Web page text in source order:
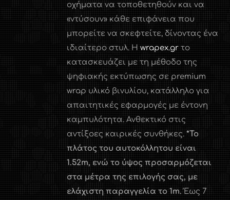
οχήματα να τοποθετηθούν και να
«ντύσουν» κάθε επιφάνεια που
μπορείτε να σκεφτείτε, δίνοντας ένα
ιδιαίτερο στυλ. Ηwrapex.gr το
κατασκευάζει με τη μέθοδο της
ψηφιακής εκτύπωσης σε premium
wrap υλικό βινυλίου, κατάλληλο για
απαιτητικές εφαρμογές με έντονη
καμπυλότητα. Ανθεκτικό στις
αντίξοες καιρικές συνθήκες.*Το
πλάτος του αυτοκόλλητου είναι
1.52m, ενώ το ύψος προσαρμόζεται
στα μέτρα της επιλογής σας, με
ελάχιστη παραγγελία το 1m.Έως 7